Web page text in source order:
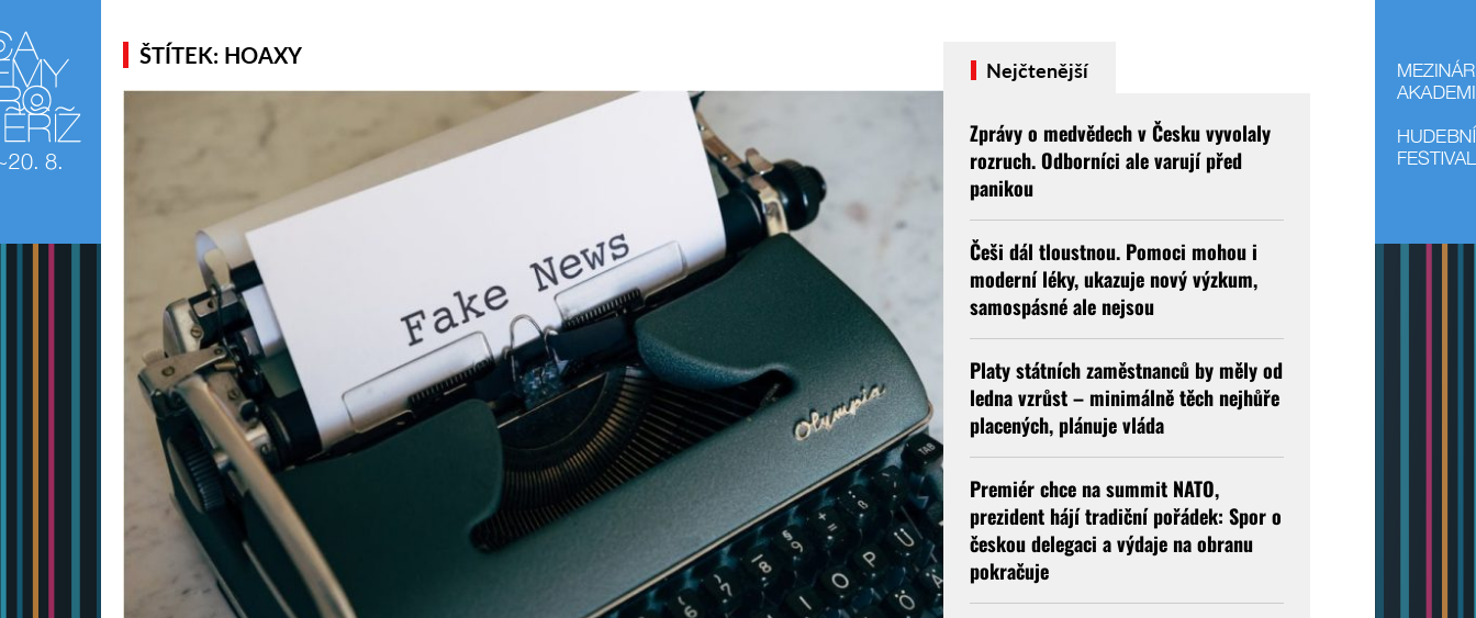
ŠTÍTEK: HOAXY
Nejčtenější
Zprávy o medvědech v Česku vyvolaly
rozruch. Odborníci ale varují před
panikou
Češi dál tloustnou. Pomoci mohou i
moderní léky, ukazuje nový výzkum,
samospásné ale nejsou
Platy státních zaměstnanců by měly od
ledna vzrůst – minimálně těch nejhůře
placených, plánuje vláda
Premiér chce na summit NATO,
prezident hájí tradiční pořádek: Spor o
českou delegaci a výdaje na obranu
pokračuje